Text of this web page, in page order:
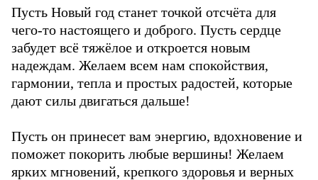
Пусть Новый год станет точкой отсчёта для
чего-то настоящего и доброго. Пусть сердце
забудет всё тяжёлое и откроется новым
надеждам. Желаем всем нам спокойствия,
гармонии, тепла и простых радостей, которые
дают силы двигаться дальше!
Пусть он принесет вам энергию, вдохновение и
поможет покорить любые вершины! Желаем
ярких мгновений, крепкого здоровья и верных